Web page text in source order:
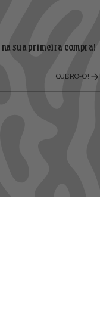
na sua primeira compra!
QUERO-O!